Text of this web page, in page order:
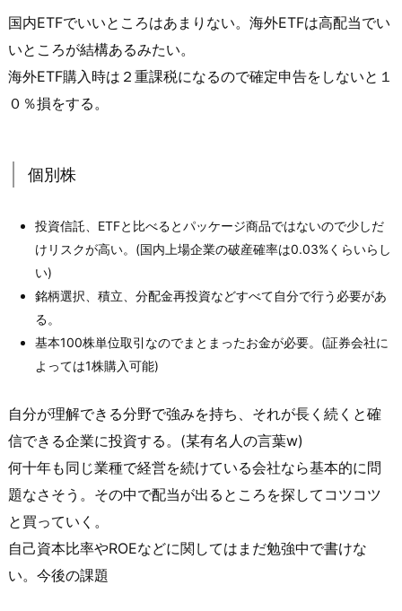
国内ETFでいいところはあまりない。海外ETFは高配当でい
いところが結構あるみたい。
海外ETF購入時は２重課税になるので確定申告をしないと１
０％損をする。
個別株
投資信託、ETFと比べるとパッケージ商品ではないので少しだ
けリスクが高い。(国内上場企業の破産確率は0.03%くらいらし
い)
銘柄選択、積立、分配金再投資などすべて自分で行う必要があ
る。
基本100株単位取引なのでまとまったお金が必要。(証券会社に
よっては1株購入可能)
自分が理解できる分野で強みを持ち、それが長く続くと確
信できる企業に投資する。(某有名人の言葉w)
何十年も同じ業種で経営を続けている会社なら基本的に問
題なさそう。その中で配当が出るところを探してコツコツ
と買っていく。
自己資本比率やROEなどに関してはまだ勉強中で書けな
い。今後の課題